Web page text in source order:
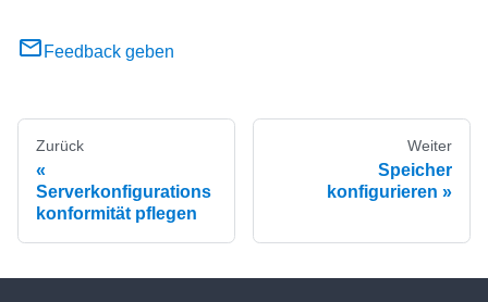
Feedback geben
Zurück
Serverkonfigurations
konformität pflegen
Weiter
Speicher
konfigurieren